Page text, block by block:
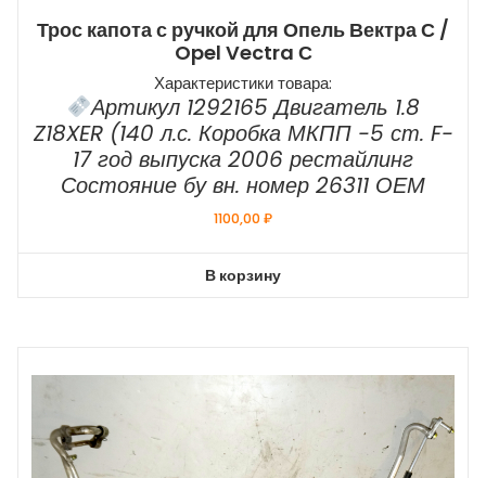
Трос капота с ручкой для Опель Вектра С /
Opel Vectra С
Характеристики товара:
Артикул 1292165 Двигатель 1.8
Z18XER (140 л.с. Коробка МКПП -5 ст. F-
17 год выпуска 2006 рестайлинг
Состояние бу вн. номер 26311 ОЕМ
1100,00₽
В корзину